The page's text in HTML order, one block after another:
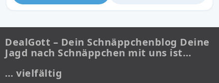
DealGott – Dein Schnäppchenblog Deine
Jagd nach Schnäppchen mit uns ist…
… vielfältig